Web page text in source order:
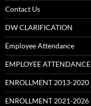
Contact Us
DW CLARIFICATION
Employee Attendance
EMPLOYEE ATTENDANCE
ENROLLMENT 2013-2020
ENROLLMENT 2021-2026